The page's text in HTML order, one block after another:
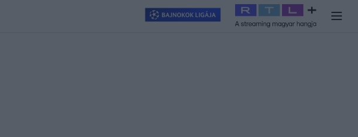
Exek csatája 2026 Celeb vagyok, ments ki innen